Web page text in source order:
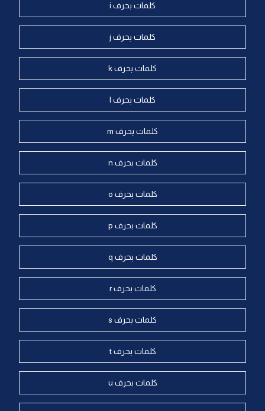
كلمات بحرف i
كلمات بحرف j
كلمات بحرف k
كلمات بحرف l
كلمات بحرف m
كلمات بحرف n
كلمات بحرف o
كلمات بحرف p
كلمات بحرف q
كلمات بحرف r
كلمات بحرف s
كلمات بحرف t
كلمات بحرف u